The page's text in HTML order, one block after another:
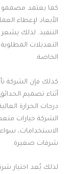
كما يعتمد مصممو
الأبعاد لإعطاء
التنفيذ. لذلك
التعديلات
الخاصة.
كذلك فإن الشركة
أثناء تصميم
درجات الحرارة
الشركة خيارات
الاستخدامات،
شرفات صغيرة.
لذلك يُعد اختيار